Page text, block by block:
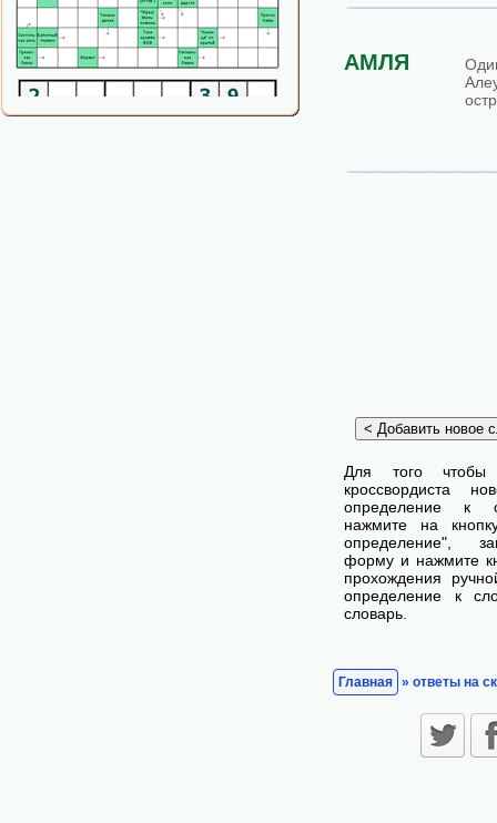
АМЛЯ
Для того чтобы
кроссвордиста
определение к
нажмите на
определение",
форму и нажмите
прохождения
определение к
словарь.
Главная » ответы на